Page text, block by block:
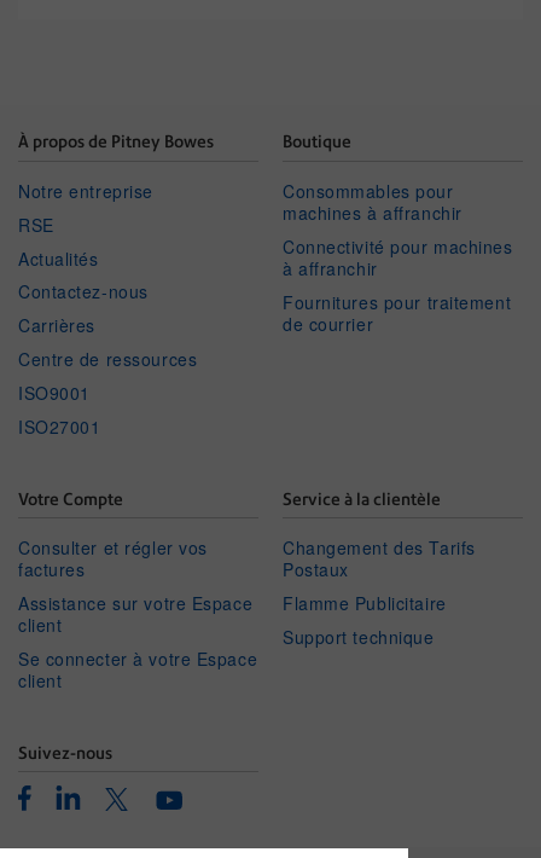
À propos de Pitney Bowes
Notre entreprise
RSE
Actualités
Contactez-nous
Carrières
Centre de ressources
ISO9001
ISO27001
Boutique
Consommables pour
machines à affranchir
Connectivité pour machines
à affranchir
Fournitures pour traitement
de courrier
Votre Compte
Consulter et régler vos
factures
Assistance sur votre Espace
client
Se connecter à votre Espace
client
Service à la clientèle
Changement des Tarifs
Postaux
Flamme Publicitaire
Support technique
Suivez-nous
FacebookLinkedinTwitterYoutube